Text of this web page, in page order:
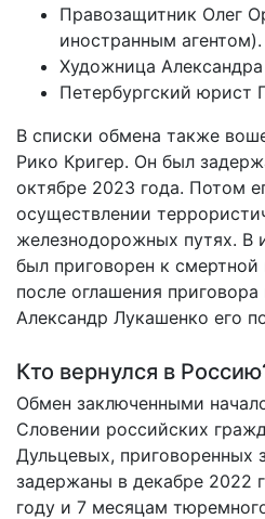
Правозащитник Олег
иностранным агентом).
Художница
Петербургский юрист
В списки обмена также
Рико Кригер. Он был
октябре 2023 года. Потом
осуществлении
железнодорожных путях. В
был приговорен к
после оглашения
Александр Лукашенко его
Кто вернулся в
Обмен заключенными
Словении российских
Дульцевых,
задержаны в декабре 2022
году и 7 месяцам